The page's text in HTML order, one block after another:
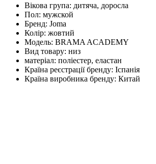
Вікова група: дитяча, доросла
Пол: мужской
Бренд: Joma
Колір: жовтий
Модель: BRAMA ACADEMY
Вид товару: низ
матеріал: поліестер, еластан
Країна реєстрації бренду: Іспанія
Країна виробника бренду: Китай